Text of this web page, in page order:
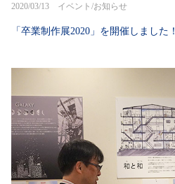
2020/03/13 イベント/お知らせ
「卒業制作展2020」を開催しました！